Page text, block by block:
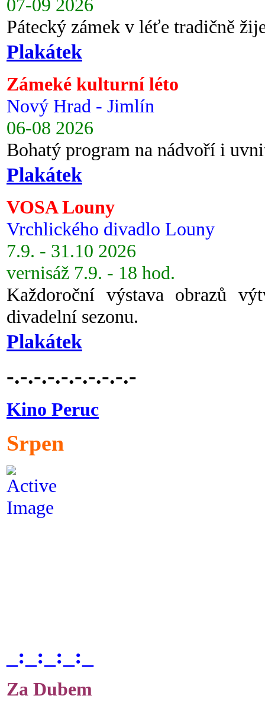
07-09 2026
Pátecký zámek v léťe tradičně
Plakátek
Zámeké kulturní léto
Nový Hrad - Jimlín
06-08 2026
Bohatý program na nádvoří i
Plakátek
VOSA Louny
Vrchlického divadlo Louny
7.9. - 31.10 2026
vernisáž 7.9. - 18 hod.
Každoroční výstava obrazů
divadelní sezonu.
Plakátek
-.-.-.-.-.-.-.-.-.-
Kino Peruc
Srpen
_:_:_:_:_
Za Dubem